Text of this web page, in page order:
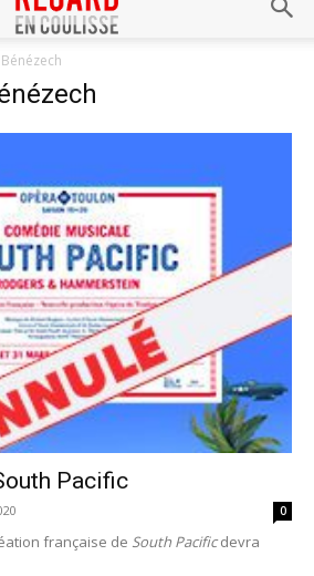
Pacific
0
française de South Pacificdevra